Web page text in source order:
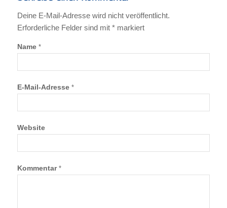
Deine E-Mail-Adresse wird nicht veröffentlicht.
Erforderliche Felder sind mit *markiert
Name *
E-Mail-Adresse *
Website
Kommentar *